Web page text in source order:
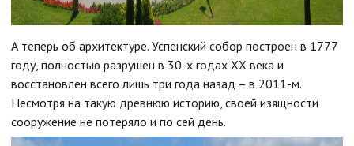
А теперь об архитектуре. Успенский собор построен в 1777
году, полностью разрушен в 30-х годах XX века и
восстановлен всего лишь три года назад – в 2011-м.
Несмотря на такую древнюю историю, своей изящности
сооружение не потеряло и по сей день.